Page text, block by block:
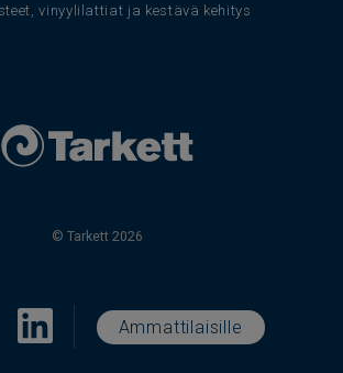
vinyylilattiat ja kestävä kehitys
© Tarkett 2026
Ammattilaisille